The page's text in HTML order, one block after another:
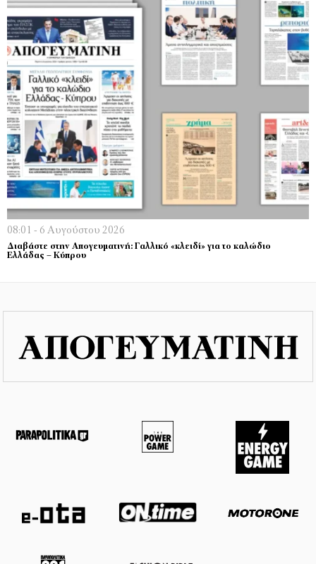
08:01 - 6 Αυγούστου 2026
Διαβάστε στην Απογευματινή: Γαλλικό «κλειδί» για το καλώδιο
Ελλάδας – Κύπρου